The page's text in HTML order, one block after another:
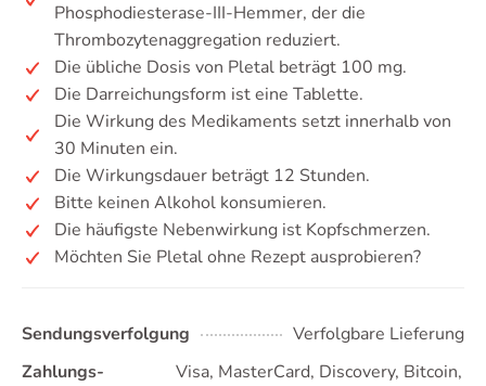
Phosphodiesterase-III-Hemmer, der die
Thrombozytenaggregation reduziert.
Die übliche Dosis von Pletal beträgt 100 mg.
Die Darreichungsform ist eine Tablette.
Die Wirkung des Medikaments setzt innerhalb von
30 Minuten ein.
Die Wirkungsdauer beträgt 12 Stunden.
Bitte keinen Alkohol konsumieren.
Die häufigste Nebenwirkung ist Kopfschmerzen.
Möchten Sie Pletal ohne Rezept ausprobieren?
Sendungsverfolgung
Verfolgbare Lieferung
Zahlungs-
Visa, MasterCard, Discovery, Bitcoin,